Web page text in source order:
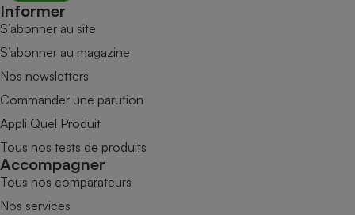
Informer
S’abonner au site
S’abonner au magazine
Nos newsletters
Commander une parution
Appli Quel Produit
Tous nos tests de produits
Accompagner
Tous nos comparateurs
Nos services